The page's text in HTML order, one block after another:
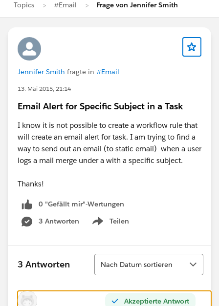
Topics #Email Frage von Jennifer Smith
Jennifer Smith fragte in #Email
13. Mai 2015, 21:14
Email Alert for Specific Subject in a Task
I know it is not possible to create a workflow rule that
will create an email alert for task. I am trying to find a
way to send out an email (to static email) when a user
logs a mail merge under a with a specific subject.
Thanks!
0 "Gefällt mir"-Wertungen
3 Antworten
Teilen
Show menu
3 Antworten
Sortieren
Nach Datum sortieren
Akzeptierte Antwort